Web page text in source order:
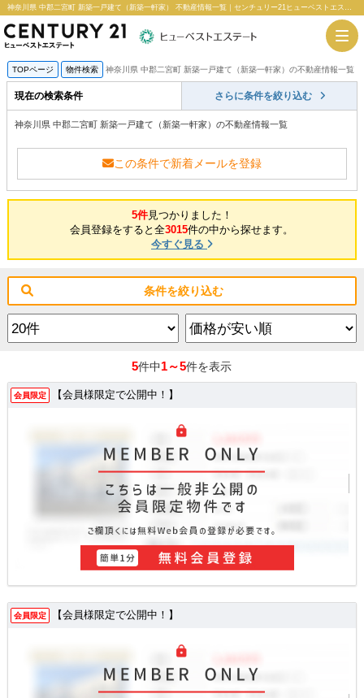
神奈川県 中郡二宮町 新築一戸建て（新築一軒家） 不動産情報一覧｜センチュリー21ヒューベストエステート
TOPページ 物件検索 神奈川県 中郡二宮町 新築一戸建て（新築一軒家）の不動産情報一覧
現在の検索条件 さらに条件を絞り込む
神奈川県 中郡二宮町 新築一戸建て（新築一軒家）の不動産情報一覧
この条件で新着メールを登録
5件見つかりました！
会員登録をすると全3015件の中から探せます。
今すぐ見る
条件を絞り込む
5件中1～5件を表示
会員限定 【会員様限定で公開中！】
会員限定 【会員様限定で公開中！】